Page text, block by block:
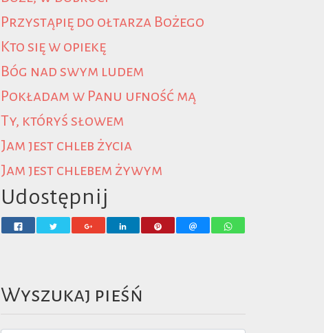
Przystąpię do ołtarza Bożego
Kto się w opiekę
Bóg nad swym ludem
Pokładam w Panu ufność mą
Ty, któryś słowem
Jam jest chleb życia
Jam jest chlebem żywym
Udostępnij
Wyszukaj pieśń